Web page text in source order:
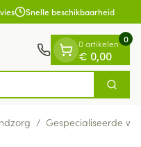
Snelle beschikbaarheid
Zoek
0 artikelen
€ 0,00
0
/ Gespecialiseerde